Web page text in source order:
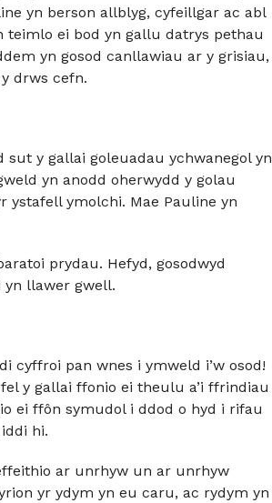
yn berson allblyg, cyfeillgar ac abl
teimlo ei bod yn gallu datrys pethau
yn gosod canllawiau ar y grisiau,
drws cefn.
sut y gallai goleuadau ychwanegol yn
yn anodd oherwydd y golau
ystafell ymolchi. Mae Pauline yn
prydau. Hefyd, gosodwyd
yn llawer gwell.
cyffroi pan wnes i ymweld i’w osod!
y gallai ffonio ei theulu a’i ffrindiau
ei ffôn symudol i ddod o hyd i rifau
hi.
ar unrhyw un ar unrhyw
yr ydym yn eu caru, ac rydym yn